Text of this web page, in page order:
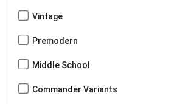
Vintage
Premodern
Middle School
Commander Variants